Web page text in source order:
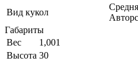
Вид кукол
Габариты
Вес
1,001
Высота 30